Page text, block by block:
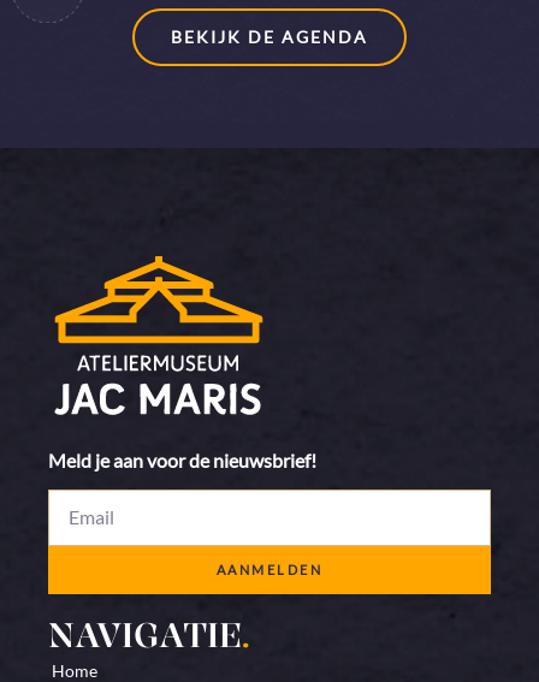
BEKIJK DE AGENDA
Meld je aan voor de nieuwsbrief!
AANMELDEN
NAVIGATIE.
Home